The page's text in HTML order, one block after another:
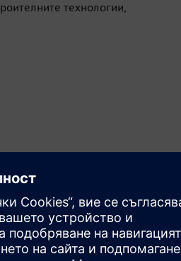
технологии,
решение на
на нов продукт или
чрез интегриране
и собствен продукт